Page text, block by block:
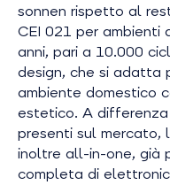
sonnen rispetto al
CEI 021 per ambienti
anni, pari a 10.000
design, che si adatta
ambiente domestico
estetico. A differenza
presenti sul mercato,
inoltre all-in-one, già
completa di